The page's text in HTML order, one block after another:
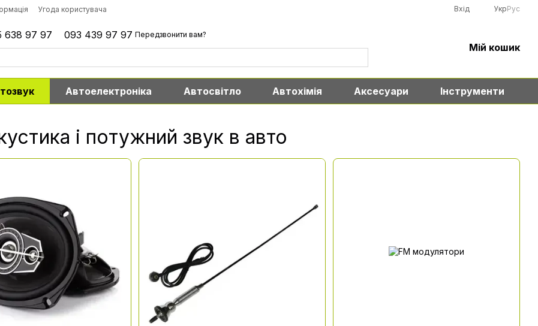
Угода користувача Вхід УкрРус
638 97 97 093 439 97 97 Передзвонити вам?
Мій кошик
Автоелектроніка Автосвітло Автохімія Аксесуари Інструменти
і потужний звук в авто